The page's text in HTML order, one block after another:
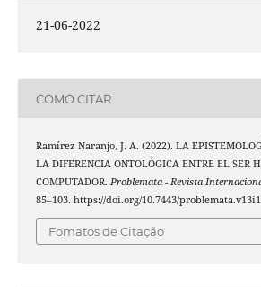
21-06-2022
COMO CITAR
Ramírez Naranjo, J. A. (2022). LA
LA DIFERENCIA ONTOLÓGICA ENTRE EL SER
COMPUTADOR. Problemata - Revista
85–103. https://doi.org/10.7443/
Fomatos de Citação